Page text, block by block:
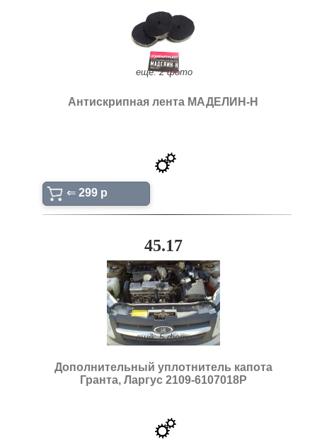
ещё: 2 фото
Антискрипная лента МАДЕЛИН-Н
⇐ 299 p
45.17
ещё: 5 фото
Дополнительный уплотнитель капота
Гранта, Ларгус 2109-6107018Р